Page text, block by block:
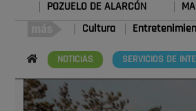
POZUELO DE ALARCÓN
Cultura
NOTICIAS SERVICIOS DE